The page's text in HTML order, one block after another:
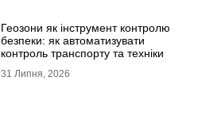
Геозони як інструмент контролю
безпеки: як автоматизувати
контроль транспорту та техніки
31 Липня, 2026